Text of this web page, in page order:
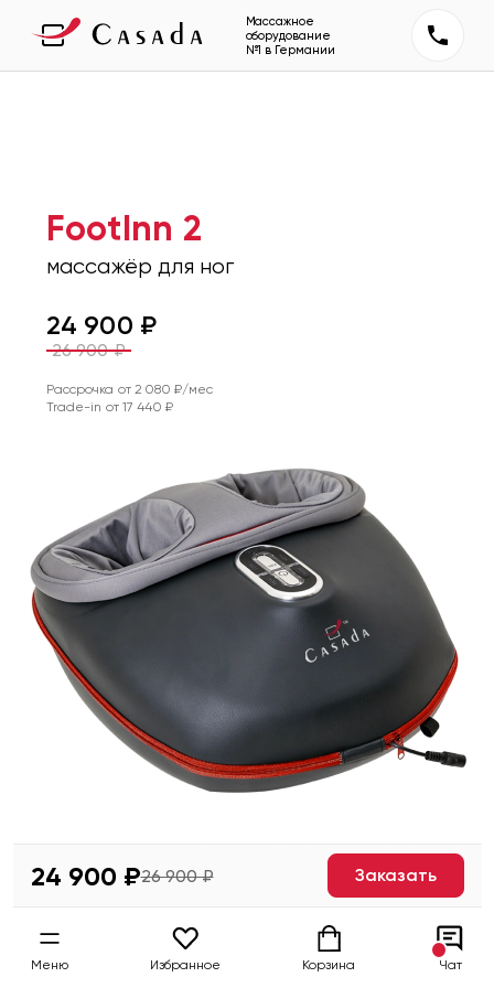
Массажное
оборудование
№1 в Германии
FootInn 2
массажёр для ног
24 900 ₽
26 900₽
Рассрочка от2 080 ₽/мес
Trade-in от 17 440 ₽
24 900 ₽26 900 ₽ Заказать
Меню Избранное Корзина Чат